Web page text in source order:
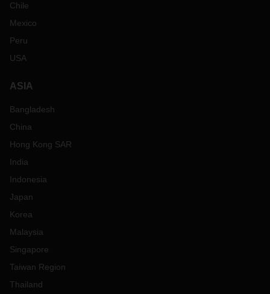
Chile
Mexico
Peru
USA
ASIA
Bangladesh
China
Hong Kong SAR
India
Indonesia
Japan
Korea
Malaysia
Singapore
Taiwan Region
Thailand